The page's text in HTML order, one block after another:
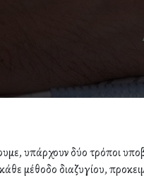
υπάρχουν δύο τρόποι
κάθε μέθοδο διαζυγίου,